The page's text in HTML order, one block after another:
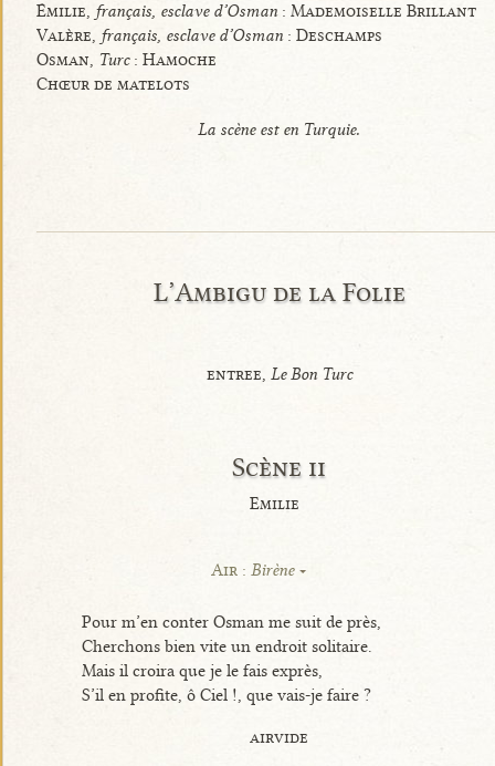
Émilie, français, esclave d’Osman: Mademoiselle Brillant
Valère, français, esclave d’Osman: Deschamps
Osman, Turc: Hamoche
Chœur de matelots
La scène est en Turquie.
L’Ambigu de la Folie
entree, Le Bon Turc
Scène ii
Emilie
Air : Birène
Pour m’en conter Osman me suit de près,
Cherchons bien vite un endroit solitaire.
Mais il croira que je le fais exprès,
S’il en profite, ô Ciel !, que vais-je faire ?
airvide